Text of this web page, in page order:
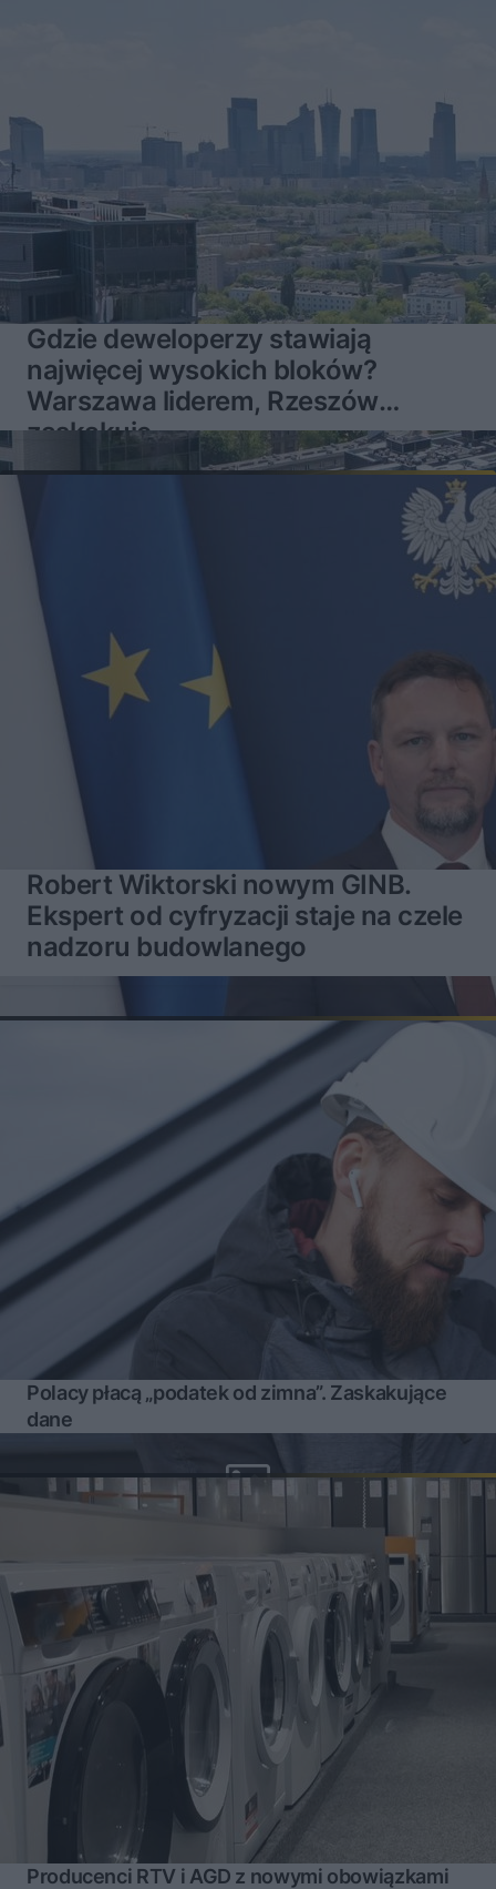
Gdzie deweloperzy stawiają
najwięcej wysokich bloków?
Warszawa liderem, Rzeszów
zaskakuje
Robert Wiktorski nowym GINB.
Ekspert od cyfryzacji staje na czele
nadzoru budowlanego
Polacy płacą „podatek od zimna”. Zaskakujące
dane
Producenci RTV i AGD z nowymi obowiązkami